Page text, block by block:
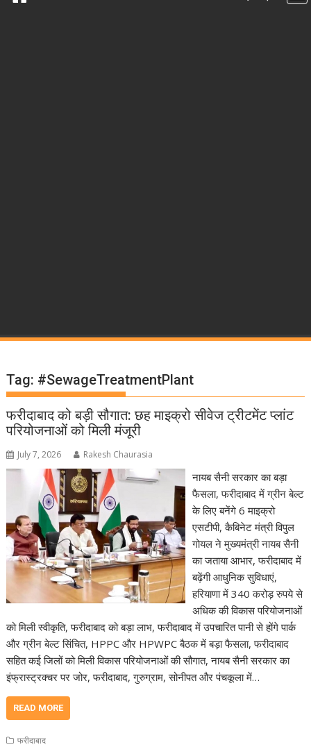
Tag: #SewageTreatmentPlant
फरीदाबाद को बड़ी सौगात: छह माइक्रो सीवेज ट्रीटमेंट प्लांट
परियोजनाओं को मिली मंजूरी
July 7, 2026 Rakesh Chaurasia
नायब सैनी सरकार का बड़ा
फैसला, फरीदाबाद में ग्रीन बेल्ट
के लिए बनेंगे 6 माइक्रो
एसटीपी, कैबिनेट मंत्री विपुल
गोयल ने मुख्यमंत्री नायब सैनी
का जताया आभार, फरीदाबाद में
बढ़ेंगी आधुनिक सुविधाएं,
हरियाणा में 340 करोड़ रुपये से
अधिक की विकास परियोजनाओं
को मिली स्वीकृति, फरीदाबाद को बड़ा लाभ, फरीदाबाद में उपचारित पानी से होंगे पार्क
और ग्रीन बेल्ट सिंचित, HPPC और HPWPC बैठक में बड़ा फैसला, फरीदाबाद
सहित कई जिलों को मिली विकास परियोजनाओं की सौगात, नायब सैनी सरकार का
इंफ्रास्ट्रक्चर पर जोर, फरीदाबाद, गुरुग्राम, सोनीपत और पंचकूला में…
READ MORE
फरीदाबाद